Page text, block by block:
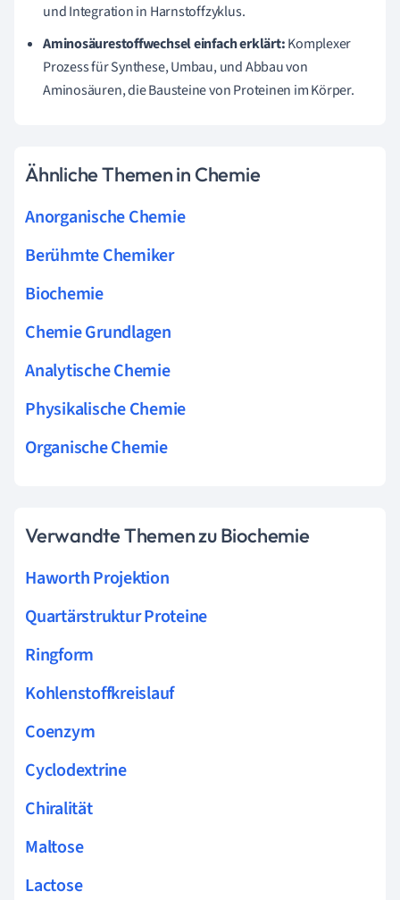
und Integration in Harnstoffzyklus.
Aminosäurestoffwechsel einfach erklärt:Komplexer
Prozess für Synthese, Umbau, und Abbau von
Aminosäuren, die Bausteine von Proteinen im Körper.
Ähnliche Themen in Chemie
Anorganische Chemie
Berühmte Chemiker
Biochemie
Chemie Grundlagen
Analytische Chemie
Physikalische Chemie
Organische Chemie
Verwandte Themen zu Biochemie
Haworth Projektion
Quartärstruktur Proteine
Ringform
Kohlenstoffkreislauf
Coenzym
Cyclodextrine
Chiralität
Maltose
Lactose